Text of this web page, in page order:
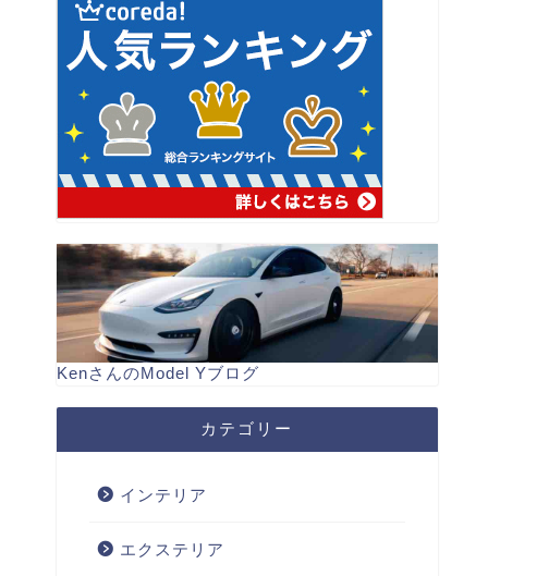
KenさんのModel Yブログ
カテゴリー
インテリア
エクステリア